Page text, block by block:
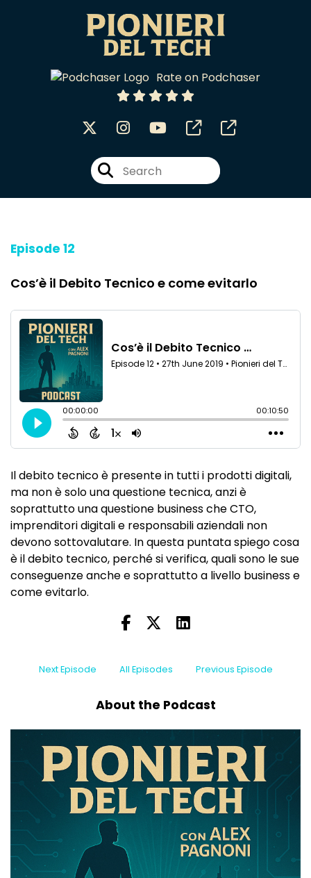
Rate on Podchaser
Episode 12
Cos’è il Debito Tecnico e come evitarlo
Il debito tecnico è presente in tutti i prodotti digitali,
ma non è solo una questione tecnica, anzi è
soprattutto una questione business che CTO,
imprenditori digitali e responsabili aziendali non
devono sottovalutare. In questa puntata spiego cosa
è il debito tecnico, perché si verifica, quali sono le sue
conseguenze anche e soprattutto a livello business e
come evitarlo.
Next Episode All Episodes Previous Episode
About the Podcast